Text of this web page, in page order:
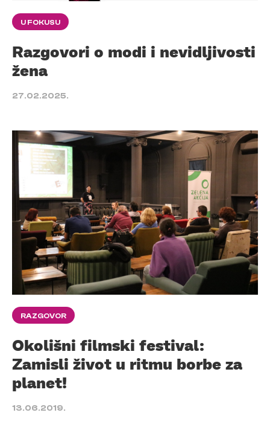
U FOKUSU
Razgovori o modi i nevidljivosti
žena
27.02.2025.
RAZGOVOR
Okolišni filmski festival:
Zamisli život u ritmu borbe za
planet!
13.06.2019.